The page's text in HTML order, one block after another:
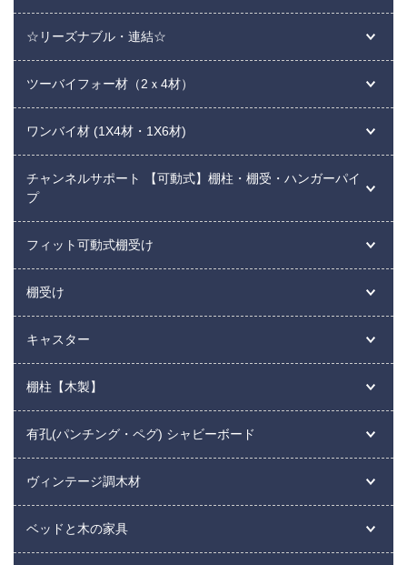
☆リーズナブル・連結☆
ツーバイフォー材（2ｘ4材）
ワンバイ材 (1X4材・1X6材)
チャンネルサポート 【可動式】棚柱・棚受・ハンガーパイ
プ
フィット可動式棚受け
棚受け
キャスター
棚柱【木製】
有孔(パンチング・ペグ) シャビーボード
ヴィンテージ調木材
ベッドと木の家具